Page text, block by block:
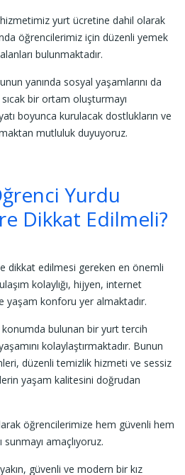
yurt ücretine dahil olarak
öğrencilerimiz için düzenli yemek
bulunmaktadır.
yanında sosyal yaşamlarını da
bir ortam oluşturmayı
boyunca kurulacak dostlukların ve
mutluluk duyuyoruz.
Yurdu
Dikkat Edilmeli?
dikkat edilmesi gereken en önemli
kolaylığı, hijyen, internet
yaşam konforu yer almaktadır.
konumda bulunan bir yurt tercih
kolaylaştırmaktadır. Bunun
düzenli temizlik hizmeti ve sessiz
yaşam kalitesini doğrudan
öğrencilerimize hem güvenli hem
amaçlıyoruz.
güvenli ve modern bir kız